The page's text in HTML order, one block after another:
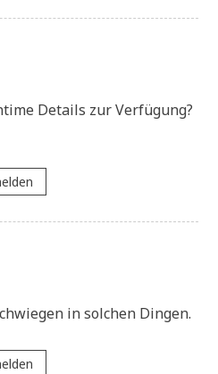
Details zur Verfügung?
in sol­chen Dingen.